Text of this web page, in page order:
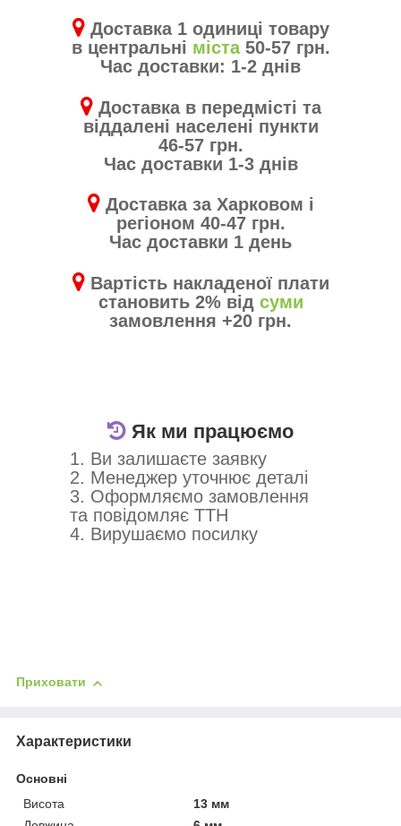
Як ми працюємо
1. Ви залишаєте заявку
2. Менеджер уточнює деталі
3. Оформляємо замовлення
та повідомляє ТТН
4. Вирушаємо посилку
Доставка 1 одиниці товару
в центральні міста50-57 грн.
Час доставки: 1-2 днів
Доставка в передмісті та
віддалені населені пункти
46-57 грн.
Час доставки 1-3 днів
Доставка за Харковом і
регіоном 40-47 грн.
Час доставки 1 день
Вартість накладеної плати
становить 2% від суми
замовлення +20 грн.
Приховати
Характеристики
Основні
Висота
13 мм